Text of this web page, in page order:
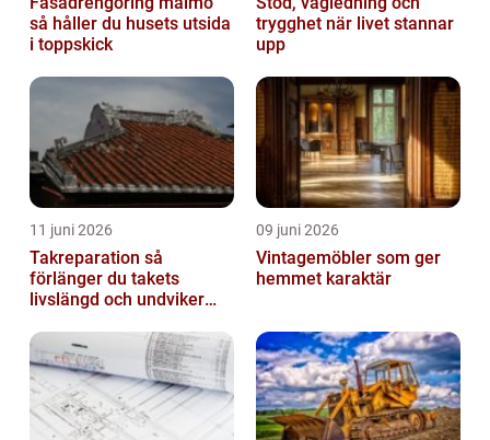
så håller du husets utsida
i toppskick
trygghet när livet stannar
upp
11 juni 2026
Takreparation så
förlänger du takets
livslängd och undviker
09 juni 2026
Vintagemöbler som ger
hemmet karaktär